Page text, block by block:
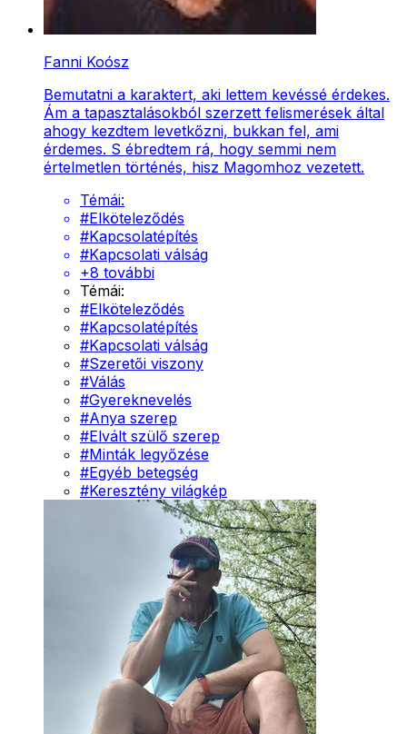
Fanni Koósz
Bemutatni a karaktert, aki lettem kevéssé érdekes.
Ám a tapasztalásokból szerzett felismerések által
ahogy kezdtem levetkőzni, bukkan fel, ami
érdemes. S ébredtem rá, hogy semmi nem
értelmetlen történés, hisz Magomhoz vezetett.
Témái:
#Elköteleződés
#Kapcsolatépítés
#Kapcsolati válság
+8 további
Témái:
#Elköteleződés
#Kapcsolatépítés
#Kapcsolati válság
#Szeretői viszony
#Válás
#Gyereknevelés
#Anya szerep
#Elvált szülő szerep
#Minták legyőzése
#Egyéb betegség
#Keresztény világkép